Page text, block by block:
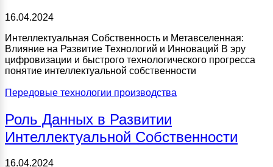
16.04.2024
Интеллектуальная Собственность и Метавселенная:
Влияние на Развитие Технологий и Инноваций В эру
цифровизации и быстрого технологического прогресса
понятие интеллектуальной собственности
Передовые технологии производства
Роль Данных в Развитии
Интеллектуальной Собственности
16.04.2024